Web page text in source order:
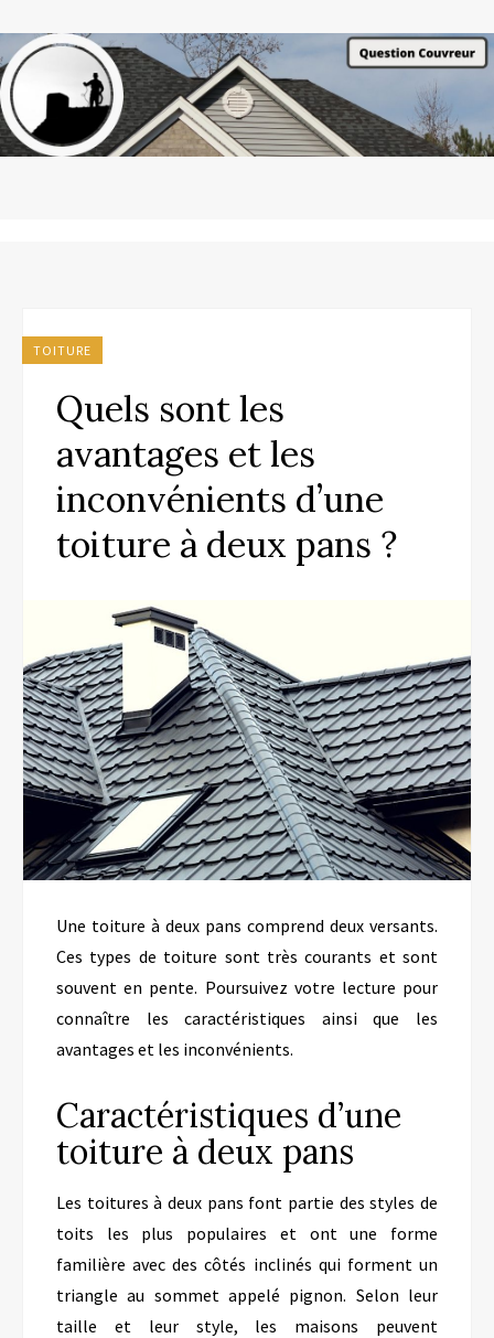
TOITURE
Quels sont les
avantages et les
inconvénients d’une
toiture à deux pans ?
Une toiture à deux pans comprend deux versants.
Ces types de toiture sont très courants et sont
souvent en pente. Poursuivez votre lecture pour
connaître les caractéristiques ainsi que les
avantages et les inconvénients.
Caractéristiques d’une
toiture à deux pans
Les toitures à deux pans font partie des styles de
toits les plus populaires et ont une forme
familière avec des côtés inclinés qui forment un
triangle au sommet appelé pignon. Selon leur
taille et leur style, les maisons peuvent